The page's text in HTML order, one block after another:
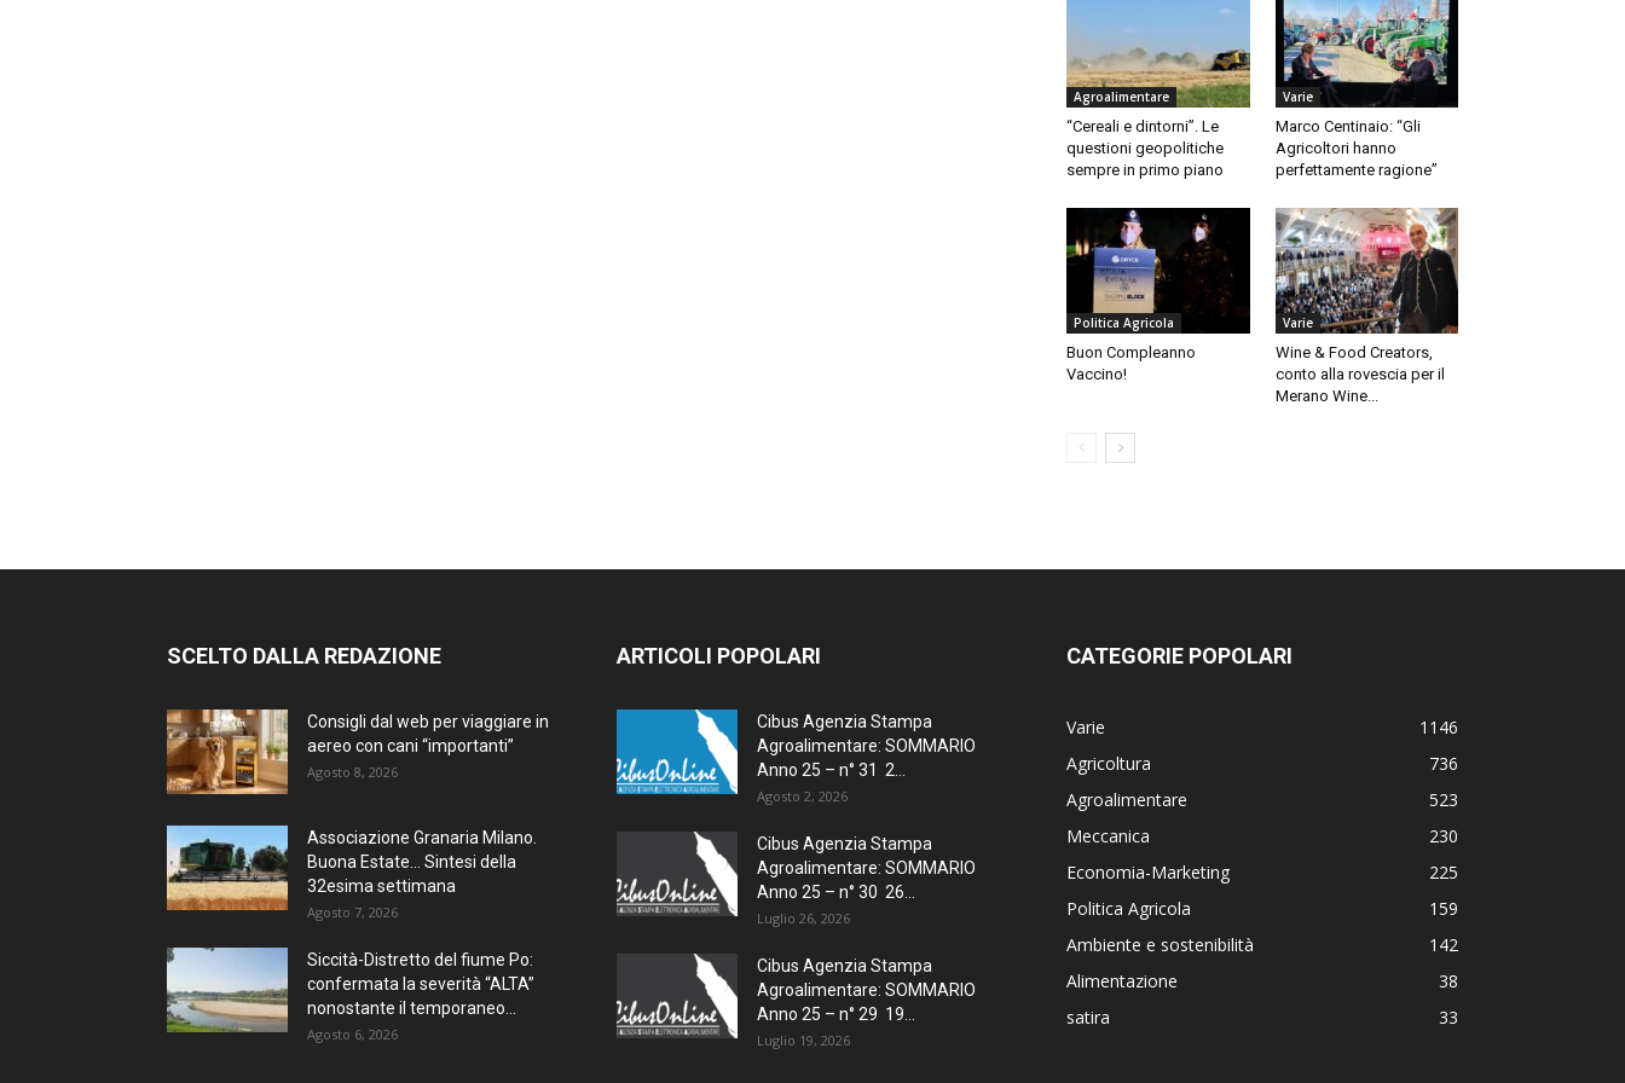
Agroalimentare
“Cereali e dintorni”. Le
questioni geopolitiche
sempre in primo piano
Varie
Marco Centinaio: “Gli
Agricoltori hanno
perfettamente ragione”
Politica Agricola
Buon Compleanno
Vaccino!
Varie
Wine & Food Creators,
conto alla rovescia per il
Merano Wine...
SCELTO DALLA REDAZIONE
Consigli dal web per viaggiare in
aereo con cani “importanti”
Agosto 8, 2026
Associazione Granaria Milano.
Buona Estate… Sintesi della
32esima settimana
Agosto 7, 2026
Siccità-Distretto del fiume Po:
confermata la severità “ALTA”
nonostante il temporaneo...
Agosto 6, 2026
ARTICOLI POPOLARI
Cibus Agenzia Stampa
Agroalimentare: SOMMARIO
Anno 25 – n° 31 2...
Agosto 2, 2026
Cibus Agenzia Stampa
Agroalimentare: SOMMARIO
Anno 25 – n° 30 26...
Luglio 26, 2026
Cibus Agenzia Stampa
Agroalimentare: SOMMARIO
Anno 25 – n° 29 19...
Luglio 19, 2026
CATEGORIE POPOLARI
Varie
1146
Agricoltura
736
Agroalimentare
523
Meccanica
230
Economia-Marketing
225
Politica Agricola
159
Ambiente e sostenibilità
142
Alimentazione
38
satira
33